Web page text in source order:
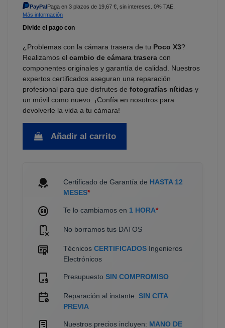
PayPalPaga en 3 plazos de 19,67 €, sin intereses. 0% TAE.
Más información
¿Problemas con la cámara trasera de tu Poco X3?
Realizamos el cambio de cámara trasera con
componentes originales y garantía de calidad. Nuestros
expertos certificados aseguran una reparación
profesional para que disfrutes de fotografías nítidas y
un móvil como nuevo. ¡Confía en nosotros para
devolverle la vida a tu cámara!
Añadir al carrito
Certificado de Garantía de HASTA 12
MESES*
Te lo cambiamos en 1 HORA*
No borramos tus DATOS
Técnicos CERTIFICADOS Ingenieros
Electrónicos
Presupuesto SIN COMPROMISO
Reparación al instante: SIN CITA
PREVIA
Nuestros precios incluyen: MANO DE